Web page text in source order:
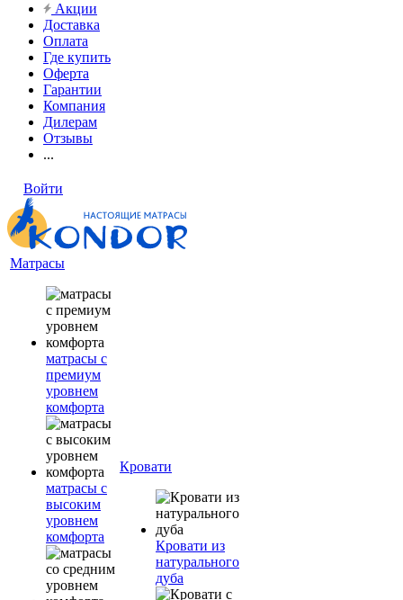
Акции
Доставка
Оплата
Где купить
Оферта
Гарантии
Компания
Дилерам
Отзывы
...
Войти
Матрасы
матрасы с
премиум
уровнем
комфорта
матрасы с
высоким
уровнем
комфорта
Кровати
Кровати из
натурального
дуба